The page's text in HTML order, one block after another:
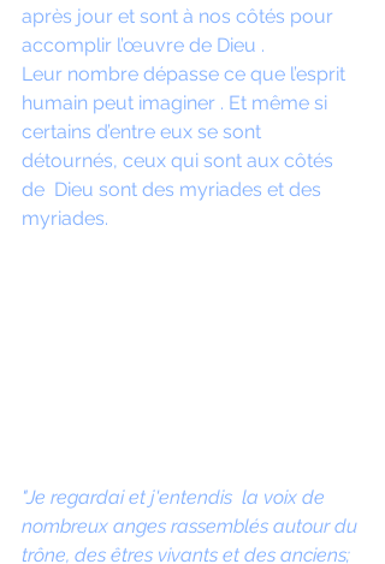
après jour et sont à nos côtés pour
accomplir l’œuvre de Dieu .
Leur nombre dépasse ce que l’esprit
humain peut imaginer . Et même si
certains d’entre eux se sont
détournés, ceux qui sont aux côtés
de  Dieu sont des myriades et des
myriades.
"Je regardai et j'entendis  la voix de
nombreux anges rassemblés autour du
trône, des êtres vivants et des anciens;